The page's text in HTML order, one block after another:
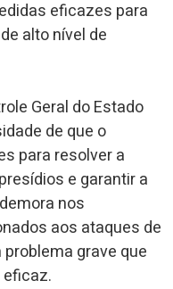
eficazes para
alto nível de
Geral do Estado
de que o
para resolver a
e garantir a
nos
aos ataques de
grave que